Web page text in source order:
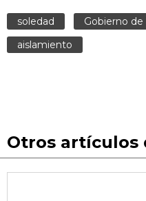
soledad Gobierno de
aislamiento
Otros artículos